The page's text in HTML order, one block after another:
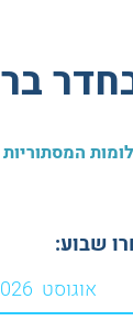
שבוע:
אוגוסט